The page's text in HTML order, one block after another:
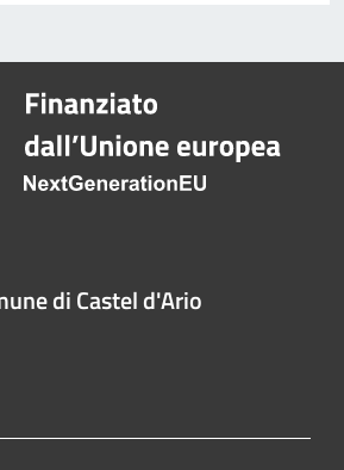
di Castel d'Ario